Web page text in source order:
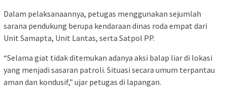
Dalam pelaksanaannya, petugas menggunakan sejumlah
sarana pendukung berupa kendaraan dinas roda empat dari
Unit Samapta, Unit Lantas, serta Satpol PP.
“Selama giat tidak ditemukan adanya aksi balap liar di lokasi
yang menjadi sasaran patroli. Situasi secara umum terpantau
aman dan kondusif,” ujar petugas di lapangan.